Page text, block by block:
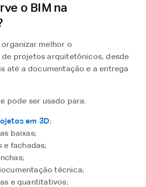
o BIM na
organizar melhor o
projetos arquitetônicos, desde
até a documentação e a entrega
pode ser usado para:
em 3D;
baixas;
e fachadas;
técnica;
e quantitativos;